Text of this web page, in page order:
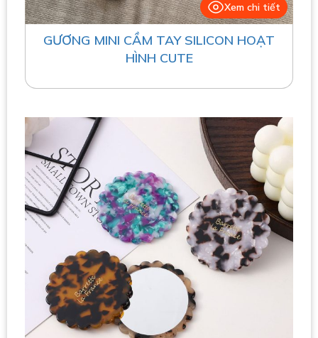
Xem chi tiết
GƯƠNG MINI CẦM TAY SILICON HOẠT
HÌNH CUTE